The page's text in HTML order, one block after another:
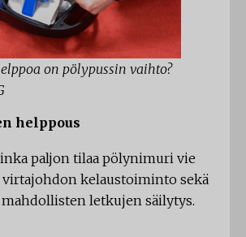
on pölypussin vaihto?
helppous
paljon tilaa pölynimuri vie
virtajohdon kelaustoiminto sekä
letkujen säilytys.